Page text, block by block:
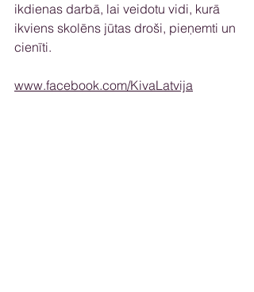
ikdienas darbā, lai veidotu vidi, kurā
ikviens skolēns jūtas droši, pieņemti un
cienīti.
www.facebook.com/KivaLatvija